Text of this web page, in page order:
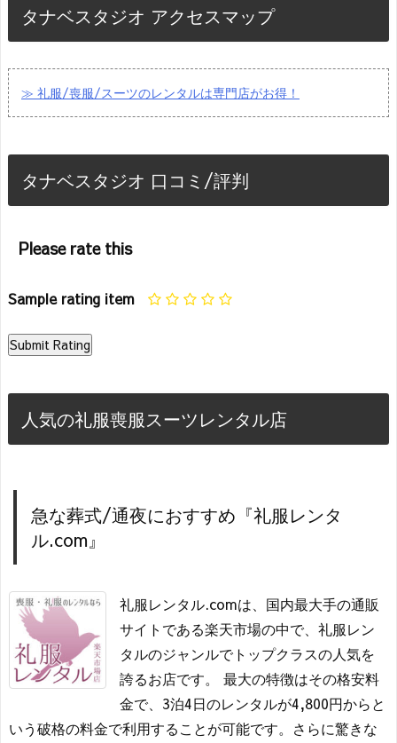
タナベスタジオ アクセスマップ
≫ 礼服/喪服/スーツのレンタルは専門店がお得！
タナベスタジオ 口コミ/評判
Please rate this
Sample rating item
人気の礼服喪服スーツレンタル店
急な葬式/通夜におすすめ『礼服レンタ
ル.com』
礼服レンタル.comは、国内最大手の通販
サイトである楽天市場の中で、礼服レン
タルのジャンルでトップクラスの人気を
誇るお店です。 最大の特徴はその格安料
金で、3泊4日のレンタルが4,800円からと
いう破格の料金で利用することが可能です。さらに驚きな